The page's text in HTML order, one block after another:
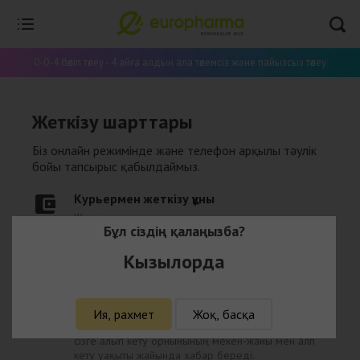
0-0-4 бөліп төлеу - 4 айға алдын ала төлемсіз және пайызсыз төлеу
Жеткізу шарттары
Біз онлайн режимінде және телефон арқылы тәулік
бойы тапсырыс қабылдаймыз.
Курьермен жеткізу құны
Жеткізу құны қашықтыққа және құрастыруға
байланысты есептеледі
Алып кету қызметі
менеджерінің құптауынан соң қалаңыздағы
«Europharma» дәріханаларыныңбірінен алып кете
аласыз. Оған қоса интернет- дәріхана менеджері
сізге алып кету орнынының мекен-жайы мен алп
кету уақыты жайында хабар береді.
Бұл сіздің қалаңызба?
Кызылорда
Ия, рахмет Жоқ, басқа